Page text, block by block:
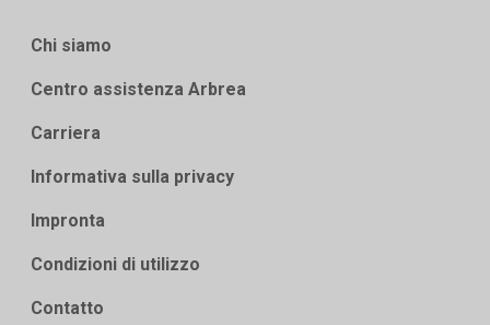
Chi siamo
Centro assistenza Arbrea
Carriera
Informativa sulla privacy
Impronta
Condizioni di utilizzo
Contatto